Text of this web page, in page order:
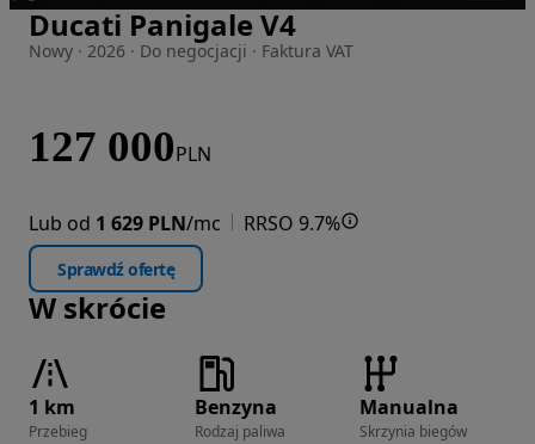
Zdjęcie 1 z 9
Ducati Panigale V4
Nowy · 2026 · Do negocjacji · Faktura VAT
127 000PLN
Lub od 1 629 PLN/mc RRSO 9.7%
Sprawdź ofertę
W skrócie
1 km
Przebieg
Benzyna
Rodzaj paliwa
Manualna
Skrzynia biegów